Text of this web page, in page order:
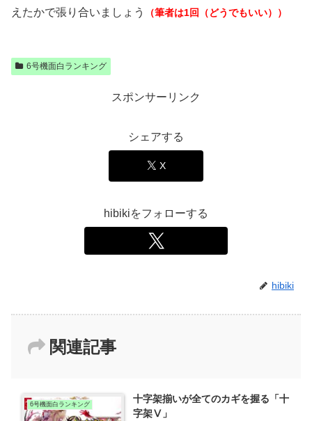
えたかで張り合いましょう
（筆者は1回（どうでもいい））
6号機面白ランキング
スポンサーリンク
シェアする
X
hibikiをフォローする
hibiki
関連記事
6号機面白ランキング
十字架揃いが全てのカギを握る「十
字架Ⅴ」